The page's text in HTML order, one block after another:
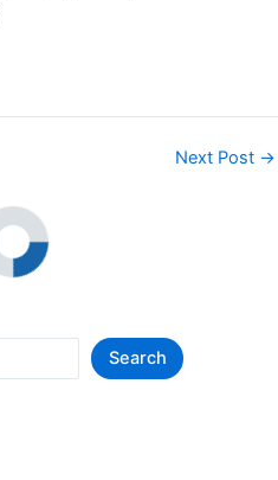
Next Post →
Search